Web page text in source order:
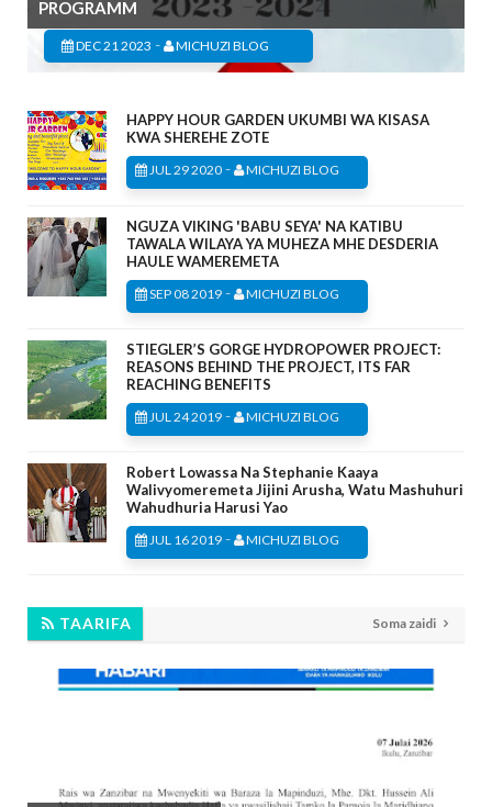
PROGRAMM
DEC 21 2023 - MICHUZI BLOG
HAPPY HOUR GARDEN UKUMBI WA KISASA
KWA SHEREHE ZOTE
JUL 29 2020 - MICHUZI BLOG
NGUZA VIKING 'BABU SEYA' NA KATIBU
TAWALA WILAYA YA MUHEZA MHE DESDERIA
HAULE WAMEREMETA
SEP 08 2019 - MICHUZI BLOG
STIEGLER’S GORGE HYDROPOWER PROJECT:
REASONS BEHIND THE PROJECT, ITS FAR
REACHING BENEFITS
JUL 24 2019 - MICHUZI BLOG
Robert Lowassa Na Stephanie Kaaya
Walivyomeremeta Jijini Arusha, Watu Mashuhuri
Wahudhuria Harusi Yao
JUL 16 2019 - MICHUZI BLOG
TAARIFA Soma zaidi